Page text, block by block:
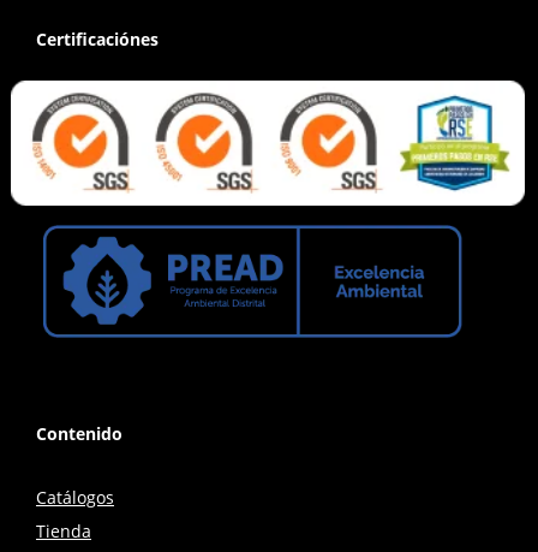
Certificaciónes
Contenido
Catálogos
Tienda